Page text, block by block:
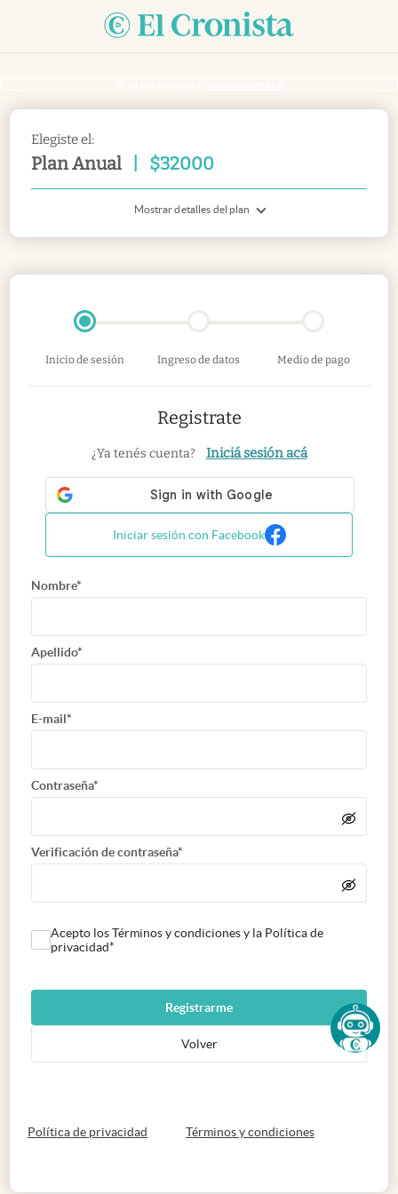
Elegiste el:
Plan Anual $32000
Mostrar detalles del plan
Inicio de sesión Ingreso de datos Medio de pago
Registrate
¿Ya tenés cuenta? Iniciá sesión acá
Iniciar sesión con Facebook
Nombre*
Apellido*
E-mail*
Contraseña*
Verificación de contraseña*
Acepto los Términos y condiciones y la Política de
privacidad*
Registrarme
Volver
Política de privacidad abre en nueva pestaña
Términos y condicionesabre en nueva